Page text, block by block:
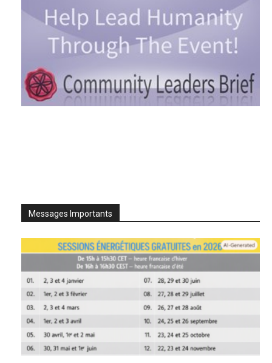
Messages Importants